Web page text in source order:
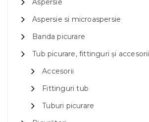
Aspersie si microaspersie
Banda picurare
Tub picurare, fittinguri și accesorii
Accesorii
Fittinguri tub
Tuburi picurare